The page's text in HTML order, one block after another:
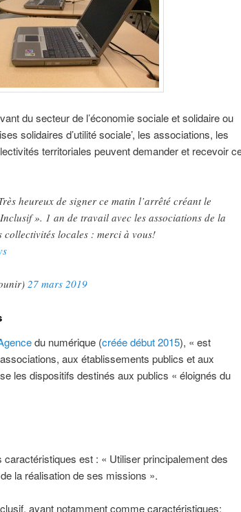
du secteur de l’économie sociale et solidaire ou
solidaires d’utilité sociale’, les associations, les
territoriales peuvent demander et recevoir
heureux de signer ce matin l’arrêté créant le
». 1 an de travail avec les associations de la
collectivités locales : merci à vous!
27 mars 2019
du numérique (créée début 2015), « est
aux établissements publics et aux
les dispositifs destinés aux publics « éloignés du
est : « Utiliser principalement des
la réalisation de ses missions ».
ayant notamment comme caractéristiques: